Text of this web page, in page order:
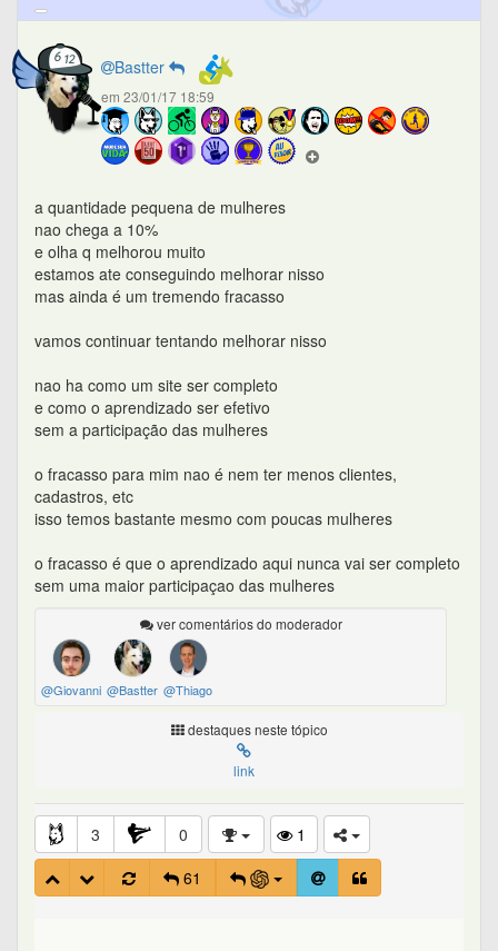
Bastter
em 23/01/17 18:59
a quantidade pequena de mulheres
nao chega a 10%
e olha q melhorou muito
estamos ate conseguindo melhorar nisso
mas ainda é um tremendo fracasso
vamos continuar tentando melhorar nisso
nao ha como um site ser completo
e como o aprendizado ser efetivo
sem a participação das mulheres
o fracasso para mim nao é nem ter menos clientes,
cadastros, etc
isso temos bastante mesmo com poucas mulheres
o fracasso é que o aprendizado aqui nunca vai ser completo
sem uma maior participaçao das mulheres
ver comentários do moderador
@Giovanni @Bastter @Thiago
destaques neste tópico
link
3 0
1
61